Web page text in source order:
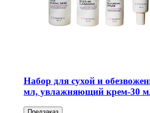
Набор для сухой и
мл, увлажняющий крем-30